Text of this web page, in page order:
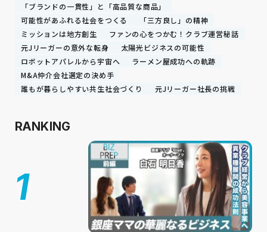
「ブランドの一貫性」と「高品質な商品」
可能性があふれる社会をつくる
「三方良し」の精神
ミッションは地方創生
ファンの心をつかむ！クラブ運営秘話
元Jリーガーの意外な転身
太陽光ビジネスの可能性
ロボットアパレルから宇宙へ
ラーメン屋成功への軌跡
M&A仲介会社選定の決め手
誰もが暮らしやすい共生社会づくり
元Jリーガー社長の挑戦
RANKING
1